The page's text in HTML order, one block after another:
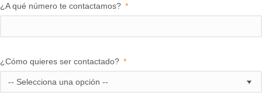
¿A qué número te contactamos?
¿Cómo quieres ser contactado?